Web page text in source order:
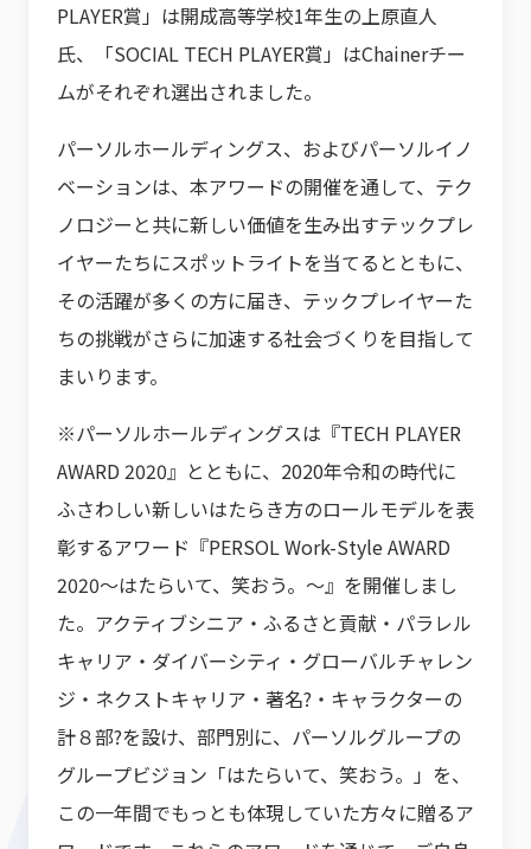
PLAYER賞」は開成高等学校1年生の上原直人
氏、「SOCIAL TECH PLAYER賞」はChainerチー
ムがそれぞれ選出されました。
パーソルホールディングス、およびパーソルイノ
ベーションは、本アワードの開催を通して、テク
ノロジーと共に新しい価値を生み出すテックプレ
イヤーたちにスポットライトを当てるとともに、
その活躍が多くの方に届き、テックプレイヤーた
ちの挑戦がさらに加速する社会づくりを目指して
まいります。
※パーソルホールディングスは『TECH PLAYER
AWARD 2020』とともに、2020年令和の時代に
ふさわしい新しいはたらき方のロールモデルを表
彰するアワード『PERSOL Work-Style AWARD
2020～はたらいて、笑おう。～』を開催しまし
た。アクティブシニア・ふるさと貢献・パラレル
キャリア・ダイバーシティ・グローバルチャレン
ジ・ネクストキャリア・著名?・キャラクターの
計８部?を設け、部門別に、パーソルグループの
グループビジョン「はたらいて、笑おう。」を、
この一年間でもっとも体現していた方々に贈るア